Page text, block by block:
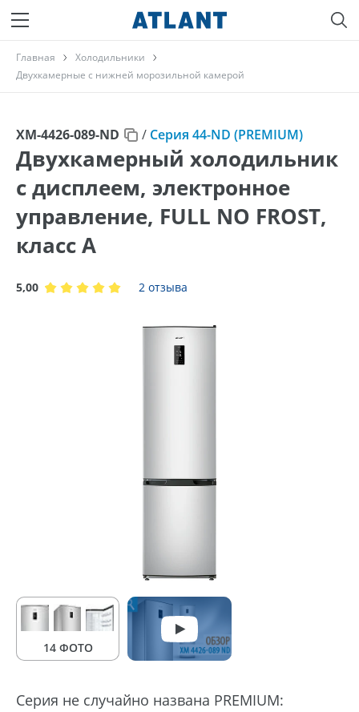
Главная
Холодильники
Двухкамерные с нижней морозильной камерой
ХМ-4426-089-ND / Серия 44-ND (PREMIUM)
Двухкамерный холодильник
с дисплеем, электронное
управление, FULL NO FROST,
класс A
5,00 2 отзыва
14 ФОТО
Серия не случайно названа PREMIUM: